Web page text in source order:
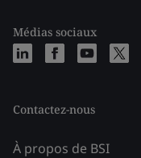
Médias sociaux
Contactez-nous
À propos de BSI